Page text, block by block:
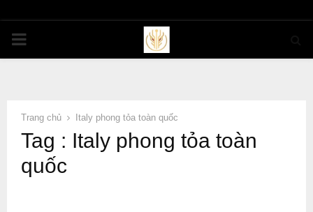
PRIMARY
Trang chủ Italy phong tỏa toàn quốc
Tag : Italy phong tỏa toàn
quốc